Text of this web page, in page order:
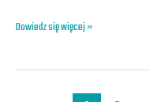
mało
Dowiedz się więcej »